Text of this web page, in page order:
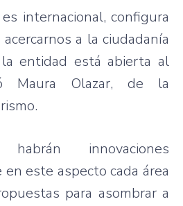
es internacional,configura
acercarnos a la ciudadanía
laentidad está abierta al
Maura Olazar, de la
.
habrán
innovaciones
eneste aspecto cada área
para asombrara